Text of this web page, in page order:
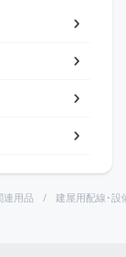
連用品 建屋用配線･設